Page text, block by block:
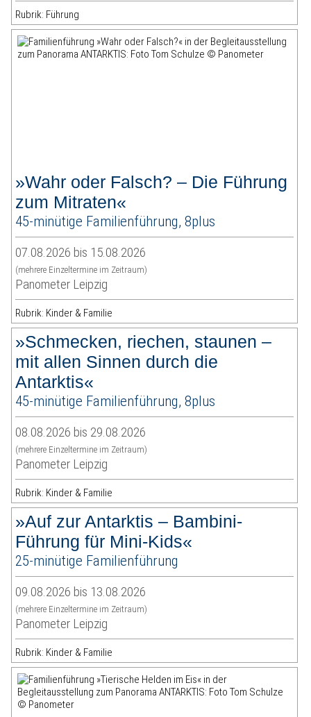
Rubrik: Führung
»Wahr oder Falsch? – Die Führung
zum Mitraten«
45-minütige Familienführung, 8plus
07.08.2026 bis 15.08.2026
(mehrere Einzeltermine im Zeitraum)
Panometer Leipzig
Rubrik: Kinder & Familie
»Schmecken, riechen, staunen –
mit allen Sinnen durch die
Antarktis«
45-minütige Familienführung, 8plus
08.08.2026 bis 29.08.2026
(mehrere Einzeltermine im Zeitraum)
Panometer Leipzig
Rubrik: Kinder & Familie
»Auf zur Antarktis – Bambini-
Führung für Mini-Kids«
25-minütige Familienführung
09.08.2026 bis 13.08.2026
(mehrere Einzeltermine im Zeitraum)
Panometer Leipzig
Rubrik: Kinder & Familie